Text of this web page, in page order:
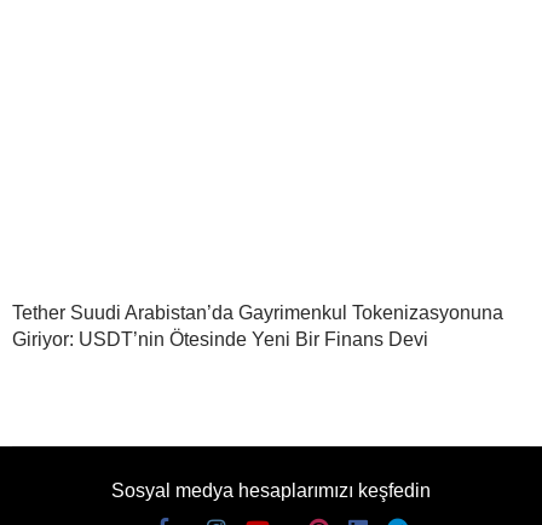
Tether Suudi Arabistan’da Gayrimenkul Tokenizasyonuna
Giriyor: USDT’nin Ötesinde Yeni Bir Finans Devi
Sosyal medya hesaplarımızı keşfedin